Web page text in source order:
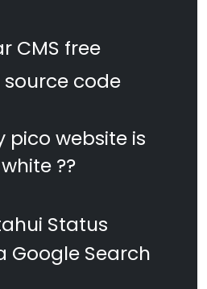
CMS free
code
pico website is
??
Status
Google Search